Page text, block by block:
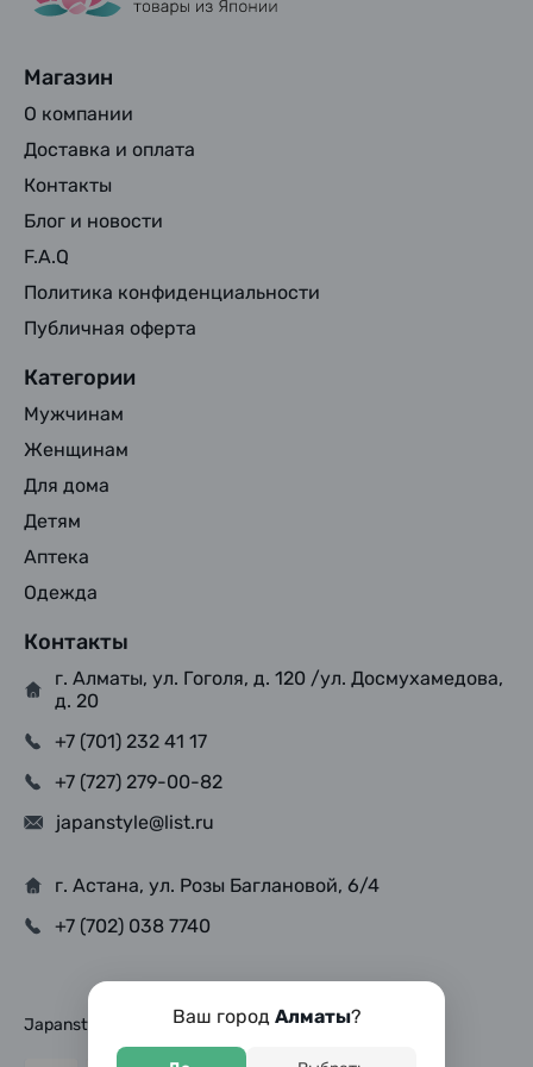
Ваш город Алматы?
Магазин
О компании
Доставка и оплата
Контакты
Блог и новости
F.A.Q
Политика конфиденциальности
Публичная оферта
Категории
Мужчинам
Женщинам
Для дома
Детям
Аптека
Одежда
Контакты
г. Алматы, ул. Гоголя, д. 120 /ул. Досмухамедова,
д. 20
+7 (701) 232 41 17
+7 (727) 279-00-82
japanstyle@list.ru
г. Астана, ул. Розы Баглановой, 6/4
+7 (702) 038 7740
Japanstyle © Copyright 2025, Все права защищены